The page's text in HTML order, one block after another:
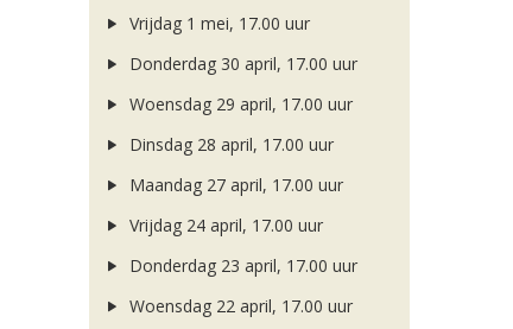
Vrijdag 1 mei, 17.00 uur
Donderdag 30 april, 17.00 uur
Woensdag 29 april, 17.00 uur
Dinsdag 28 april, 17.00 uur
Maandag 27 april, 17.00 uur
Vrijdag 24 april, 17.00 uur
Donderdag 23 april, 17.00 uur
Woensdag 22 april, 17.00 uur